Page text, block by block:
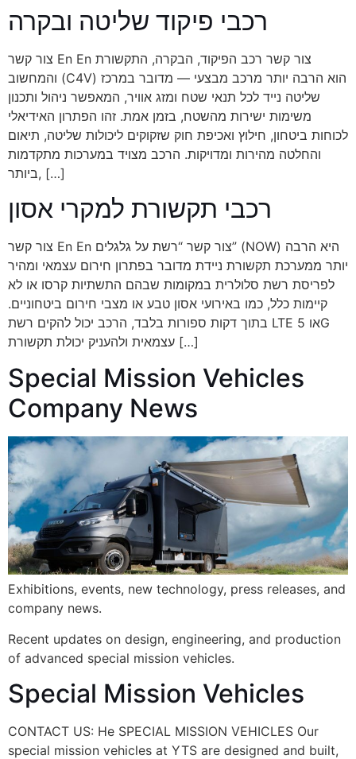
רכבי פיקוד שליטה ובקרה
צור קשר En En צור קשר רכב הפיקוד, הבקרה, התקשורת
והמחשוב (C4V) הוא הרבה יותר מרכב מבצעי — מדובר במרכז
שליטה נייד לכל תנאי שטח ומזג אוויר, המאפשר ניהול ותכנון
משימות ישירות מהשטח, בזמן אמת. זהו הפתרון האידיאלי
לכוחות ביטחון, חילוץ ואכיפת חוק שזקוקים ליכולות שליטה, תיאום
והחלטה מהירות ומדויקות. הרכב מצויד במערכות מתקדמות
ביותר, […]
רכבי תקשורת למקרי אסון
צור קשר En En צור קשר “רשת על גלגלים” (NOW) היא הרבה
יותר ממערכת תקשורת ניידת מדובר בפתרון חירום עצמאי ומהיר
לפריסת רשת סלולרית במקומות שבהם התשתיות קרסו או לא
קיימות כלל, כמו באירועי אסון טבע או מצבי חירום ביטחוניים.
בתוך דקות ספורות בלבד, הרכב יכול להקים רשת LTE או 5G
עצמאית ולהעניק יכולת תקשורת […]
Special Mission Vehicles
Company News
Exhibitions, events, new technology, press releases, and
company news.
Recent updates on design, engineering, and production
of advanced special mission vehicles.
Special Mission Vehicles
CONTACT US: He SPECIAL MISSION VEHICLES Our
special mission vehicles at YTS are designed and built,